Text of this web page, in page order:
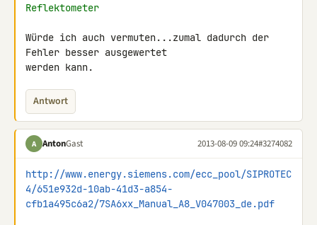
Reflektometer
Würde ich auch vermuten...zumal dadurch der
Fehler besser ausgewertet
werden kann.
Antwort
A AntonGast 2013-08-09 09:24#3274082
http://www.energy.siemens.com/ecc_pool/SIPROTEC
4/651e932d-10ab-41d3-a854-
cfb1a495c6a2/7SA6xx_Manual_A8_V047003_de.pdf